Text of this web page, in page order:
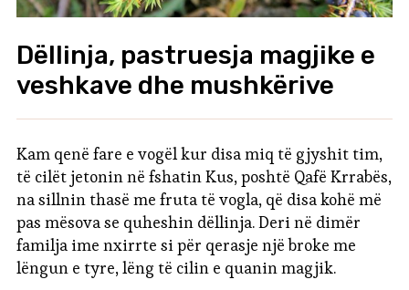
Dëllinja, pastruesja magjike e
veshkave dhe mushkërive
Kam qenë fare e vogël kur disa miq të gjyshit tim,
të cilët jetonin në fshatin Kus, poshtë Qafë Krrabës,
na sillnin thasë me fruta të vogla, që disa kohë më
pas mësova se quheshin dëllinja. Deri në dimër
familja ime nxirrte si për qerasje një broke me
lëngun e tyre, lëng të cilin e quanin magjik.